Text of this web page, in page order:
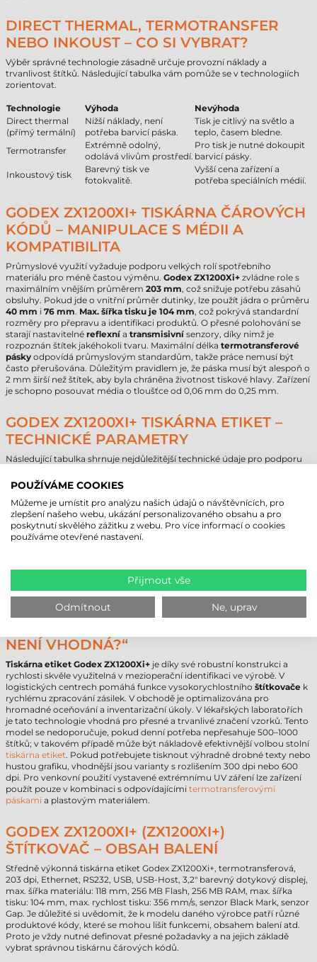
DIRECT THERMAL, TERMOTRANSFER
NEBO INKOUST – CO SI VYBRAT?
Výběr správné technologie zásadně určuje provozní náklady a
trvanlivost štítků. Následující tabulka vám pomůže se v technologiích
zorientovat.
Technologie Výhoda
Nevýhoda
Direct thermal
(přímý termální)
Nižší náklady, není
potřeba barvicí páska.
Tisk je citlivý na světlo a
teplo, časem bledne.
Termotransfer
Extrémně odolný,
odolává vlivům prostředí.
Pro tisk je nutné dokoupit
barvicí pásky.
Inkoustový tisk
Barevný tisk ve
fotokvalitě.
Vyšší cena zařízení a
potřeba speciálních médií.
GODEX ZX1200XI+ TISKÁRNA ČÁROVÝCH
KÓDŮ – MANIPULACE S MÉDII A
KOMPATIBILITA
Průmyslové využití vyžaduje podporu velkých rolí spotřebního
materiálu pro méně častou výměnu. Godex ZX1200Xi+ zvládne role s
maximálním vnějším průměrem 203 mm, což snižuje potřebu zásahů
obsluhy. Pokud jde o vnitřní průměr dutinky, lze použít jádra o průměru
40 mm i 76 mm. Max. šířka tisku je 104 mm, což pokrývá standardní
rozměry pro přepravu a identifikaci produktů. O přesné polohování se
starají nastavitelné reflexní a transmisivní senzory, díky nimž je
rozpoznán štítek jakéhokoli tvaru. Maximální délka termotransferové
pásky odpovídá průmyslovým standardům, takže práce nemusí být
často přerušována. Důležitým pravidlem je, že páska musí být alespoň o
2 mm širší než štítek, aby byla chráněna životnost tiskové hlavy. Zařízení
je schopno posouvat média o tloušťce od 0,06 mm do 0,25 mm.
GODEX ZX1200XI+ TISKÁRNA ETIKET –
TECHNICKÉ PARAMETRY
Následující tabulka shrnuje nejdůležitější technické údaje pro podporu
Značka
Godex
Model
ZX1200Xi+
Kategorie
střední třída
Technologie
Max. rychlost tisku
356 mm/s
USB,RS232 ,Ethernet
Záruka
12 měsíců(na hlavu6 měsíců)
NENÍ VHODNÁ?“
Tiskárna etiket Godex ZX1200Xi+ je díky své robustní konstrukci a
rychlosti skvěle využitelná v mezioperační identifikaci ve výrobě. V
logistických centrech pomáhá funkce vysokorychlostního štítkovače k
rychlému zpracování zásilek. V obchodě je optimalizována pro
hromadné oceňování a inventarizační úkoly. V lékařských laboratořích
je tato technologie vhodná pro přesné a trvanlivé značení vzorků. Tento
model se nedoporučuje, pokud denní potřeba nepřesahuje 500–1000
štítků; v takovém případě může být nákladově efektivnější volbou stolní
tiskárna etiket. Pokud potřebujete tisknout výhradně drobné texty nebo
hustou grafiku, vhodnější jsou varianty s rozlišením 300 dpi nebo 600
dpi. Pro venkovní použití vystavené extrémnímu UV záření lze zařízení
použít pouze v kombinaci s odpovídajícími termotransferovými
páskami a plastovým materiálem.
GODEX ZX1200XI+ (ZX1200XI+)
ŠTÍTKOVAČ – OBSAH BALENÍ
Středně výkonná tiskárna etiket Godex ZX1200Xi+, termotransferová,
203 dpi, Ethernet, RS232, USB, USB-Host, 3,2" barevný dotykový displej,
max. šířka materiálu: 118 mm, 256 MB Flash, 256 MB RAM, max. šířka
tisku: 104 mm, max. rychlost tisku: 356 mm/s, senzor Black Mark, senzor
Gap. Je důležité si uvědomit, že k modelu daného výrobce patří různé
produktové kódy, které se mohou lišit funkcemi, obsahem balení atd.
Proto je vždy nutné definovat přesné požadavky a na jejich základě
vybrat správnou tiskárnu čárových kódů.
POUŽÍVÁME COOKIES
Můžeme je umístit pro analýzu našich údajů o návštěvnících, pro
zlepšení našeho webu, ukázání personalizovaného obsahu a pro
poskytnutí skvělého zážitku z webu. Pro více informací o cookies
používáme otevřené nastavení.
Přijmout vše
Odmítnout Ne, uprav